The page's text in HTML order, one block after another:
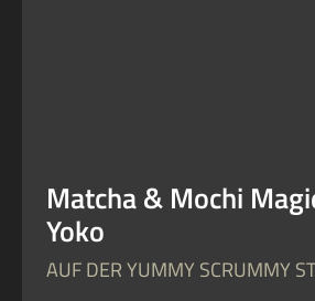
Matcha & Mochi
Yoko
AUF DER YUMMY SCRUMMY